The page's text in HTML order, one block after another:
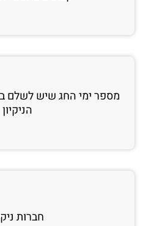
מספר ימי החג שיש לשלם
הניקיון
חברות